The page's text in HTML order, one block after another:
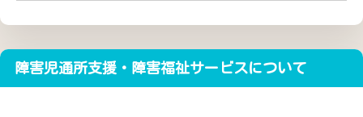
障害児通所支援・障害福祉サービスについて